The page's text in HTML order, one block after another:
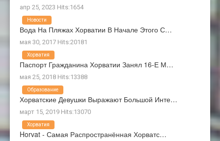
апр 25, 2023 Hits:1654
Вода На Пляжах Хорватии В Начале Этого С…
мая 30, 2017 Hits:20181
Новости
Паспорт Гражданина Хорватии Занял 16-Е М…
мая 25, 2018 Hits:13388
Хорватия
Хорватские Девушки Выражают Большой Инте…
март 15, 2019 Hits:13070
Образование
Horvat - Самая Распространённая Хорватс…
Хорватия